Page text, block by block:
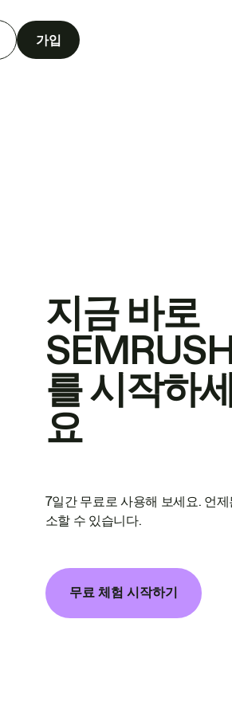
가입
지금 바로
를 시작하
요
7일간 무료로 사용해 보세요. 언제
소할 수 있습니다.
무료 체험 시작하기